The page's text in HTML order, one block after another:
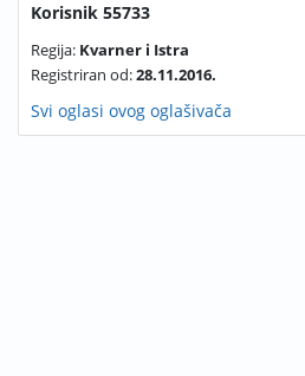
Korisnik 55733
Regija: Kvarner i Istra
Registriran od:28.11.2016.
Svi oglasi ovog oglašivača